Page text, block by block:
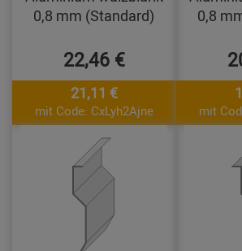
0,8 mm (Standard)
22,46 €
21,11 €
mit Code: CxLyh2Ajne
0,8
mit